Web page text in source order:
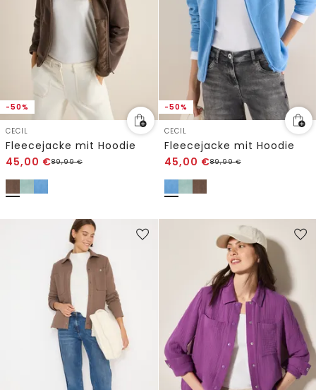
-50%
CECIL
Fleecejacke mit Hoodie
45,00 €89,99€
-50%
CECIL
Fleecejacke mit Hoodie
45,00 €89,99€